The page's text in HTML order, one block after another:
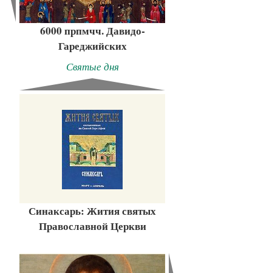
6000 прпмчч. Давидо-
Гареджийских
Святые дня
Синаксарь: Жития святых
Православной Церкви